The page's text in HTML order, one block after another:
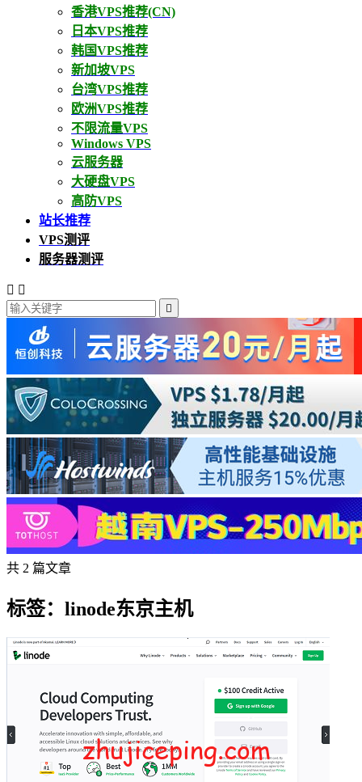
香港VPS推荐(CN)
日本VPS推荐
韩国VPS推荐
新加坡VPS
台湾VPS推荐
欧洲VPS推荐
不限流量VPS
Windows VPS
云服务器
大硬盘VPS
高防VPS
站长推荐
VPS测评
服务器测评
 

共 2 篇文章
标签：linode东京主机